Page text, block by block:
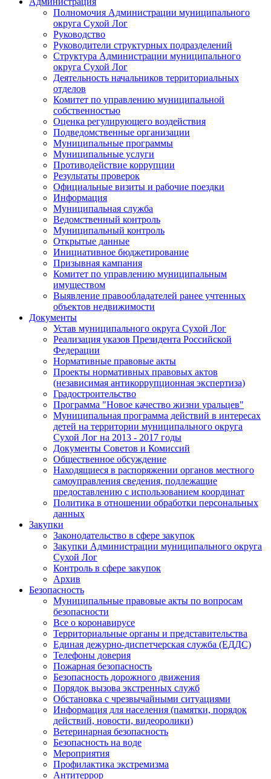
Полномочия Администрации муниципального
округа Сухой Лог
Руководство
Руководители структурных подразделений
Структура Администрации муниципального
округа Сухой Лог
Деятельность начальников территориальных
отделов
Комитет по управлению муниципальной
собственностью
Оценка регулирующего воздействия
Подведомственные организации
Муниципальные программы
Муниципальные услуги
Противодействие коррупции
Результаты проверок
Официальные визиты и рабочие поездки
Информация
Муниципальная служба
Ведомственный контроль
Муниципальный контроль
Открытые данные
Инициативное бюджетирование
Призывная кампания
Комитет по управлению муниципальным
имуществом
Выявление правообладателей ранее учтенных
объектов недвижимости
Документы
Устав муниципального округа Сухой Лог
Реализация указов Президента Российской
Федерации
Нормативные правовые акты
Проекты нормативных правовых актов
(независимая антикоррупционная экспертиза)
Градостроительство
Программа "Новое качество жизни уральцев"
Муниципальная программа действий в интересах
детей на территории муниципального округа
Сухой Лог на 2013 - 2017 годы
Документы Советов и Комиссий
Общественное обсуждение
Находящиеся в распоряжении органов местного
самоуправления сведения, подлежащие
предоставлению с использованием координат
Политика в отношении обработки персональных
данных
Закупки
Законодательство в сфере закупок
Закупки Администрации муниципального округа
Сухой Лог
Контроль в сфере закупок
Архив
Безопасность
Муниципальные правовые акты по вопросам
безопасности
Все о коронавирусе
Территориальные органы и представительства
Единая дежурно-диспетчерская служба (ЕДДС)
Телефоны доверия
Пожарная безопасность
Безопасность дорожного движения
Порядок вызова экстренных служб
Обстановка с чрезвычайными ситуациями
Информация для населения (памятки, порядок
действий, новости, видеоролики)
Ветеринарная безопасность
Безопасность на воде
Мероприятия
Профилактика экстремизма
Антитеррор